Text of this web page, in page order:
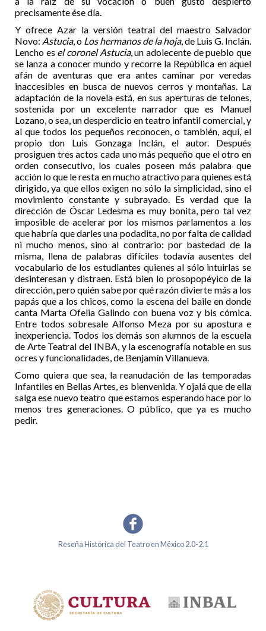
precisamente ése día.
Y ofrece Azar la versión teatral del maestro Salvador
Novo: Astucia, o Los hermanos de la hoja, de Luis G. Inclán.
Lencho es el coronel Astucia, un adolecente de pueblo que
se lanza a conocer mundo y recorre la República en aquel
afán de aventuras que era antes caminar por veredas
inaccesibles en busca de nuevos cerros y montañas. La
adaptación de la novela está, en sus aperturas de telones,
sostenida por un excelente narrador que es Manuel
Lozano, o sea, un desperdicio en teatro infantil comercial, y
al que todos los pequeños reconocen, o también, aquí, el
propio don Luis Gonzaga Inclán, el autor. Después
prosiguen tres actos cada uno más pequeño que el otro en
orden consecutivo, los cuales poseen más palabra que
acción lo que le resta en mucho atractivo para quienes está
dirigido, ya que ellos exigen no sólo la simplicidad, sino el
movimiento constante y subrayado. Es verdad que la
dirección de Óscar Ledesma es muy bonita, pero tal vez
imposible de acelerar por los mismos parlamentos a los
que habría que darles una podadita, no por falta de calidad
ni mucho menos, sino al contrario: por bastedad de la
misma, llena de palabras difíciles todavía ausentes del
vocabulario de los estudiantes quienes al sólo intuirlas se
desinteresan y distraen. Está bien lo prosopopéyico de la
dirección, pero quién sabe por qué razón divierte más a los
papás que a los chicos, como la escena del baile en donde
canta Marta Ofelia Galindo con buena voz y bis cómica.
Entre todos sobresale Alfonso Meza por su apostura e
inexperiencia. Todos los demás son alumnos de la escuela
de Arte Teatral del INBA, y la escenografía notable en sus
ocres y funcionalidades, de Benjamín Villanueva.
Como quiera que sea, la reanudación de las temporadas
Infantiles en Bellas Artes, es bienvenida. Y ojalá que de ella
salga ese nuevo teatro que estamos esperando hace por lo
menos tres generaciones. O público, que ya es mucho
pedir.
Reseña Histórica del Teatro en México 2.0-2.1